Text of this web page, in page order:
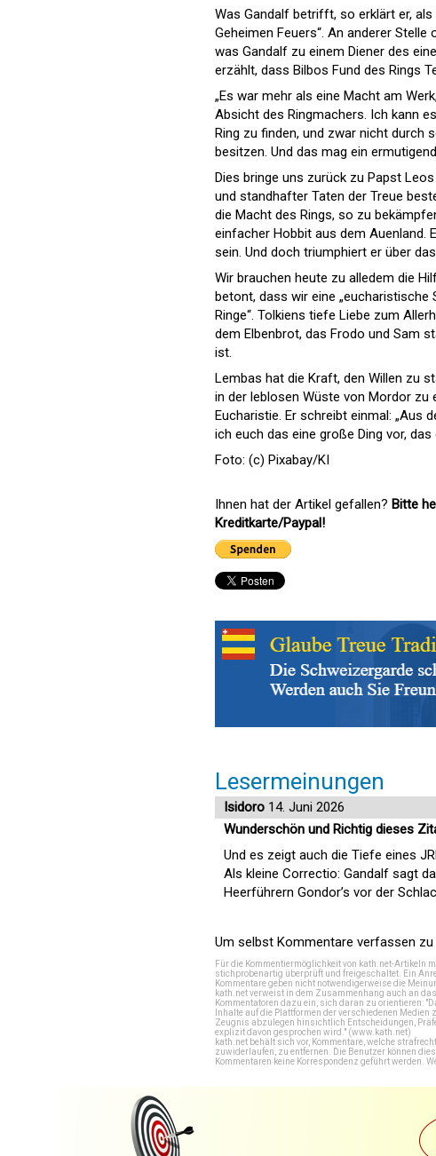
Was Gandalf betrifft, so erklärt er,
Geheimen Feuers“. An anderer
was Gandalf zu einem Diener des
erzählt, dass Bilbos Fund des Rings
„Es war mehr als eine Macht am
Absicht des Ringmachers. Ich kann
Ring zu finden, und zwar nicht durch
besitzen. Und das mag ein
Dies bringe uns zurück zu Papst
und standhafter Taten der Treue
die Macht des Rings, so zu
einfacher Hobbit aus dem Auenland.
sein. Und doch triumphiert er über
Wir brauchen heute zu alledem die
betont, dass wir eine „eucharistische
Ringe“. Tolkiens tiefe Liebe zum
dem Elbenbrot, das Frodo und Sam
ist.
Lembas hat die Kraft, den Willen zu
in der leblosen Wüste von Mordor zu
Eucharistie. Er schreibt einmal: „Aus
ich euch das eine große Ding vor,
Foto: (c) Pixabay/KI
Ihnen hat der Artikel gefallen? Bitte
Kreditkarte/Paypal!
Lesermeinungen
Isidoro 14. Juni 2026
Wunderschön und Richtig dieses
Und es zeigt auch die Tiefe eines
Als kleine Correctio: Gandalf sagt
Heerführern Gondor’s vor der
Um selbst Kommentare verfassen
Für die Kommentiermöglichkeit von kath.net-Artikeln
stichprobenartig überprüft und freigeschaltet. Ein
Kommentare geben nicht notwendigerweise die
kath.net verweist in dem Zusammenhang auch an
Kommentatoren dazu ein, sich daran zu orientieren:
Inhalte auf die Plattformen der verschiedenen
Zeugnis abzulegen hinsichtlich Entscheidungen,
explizit davon gesprochen wird." (www.kath.net)
kath.net behält sich vor, Kommentare, welche
zuwiderlaufen, zu entfernen. Die Benutzer können
Kommentaren keine Korrespondenz geführt werden.